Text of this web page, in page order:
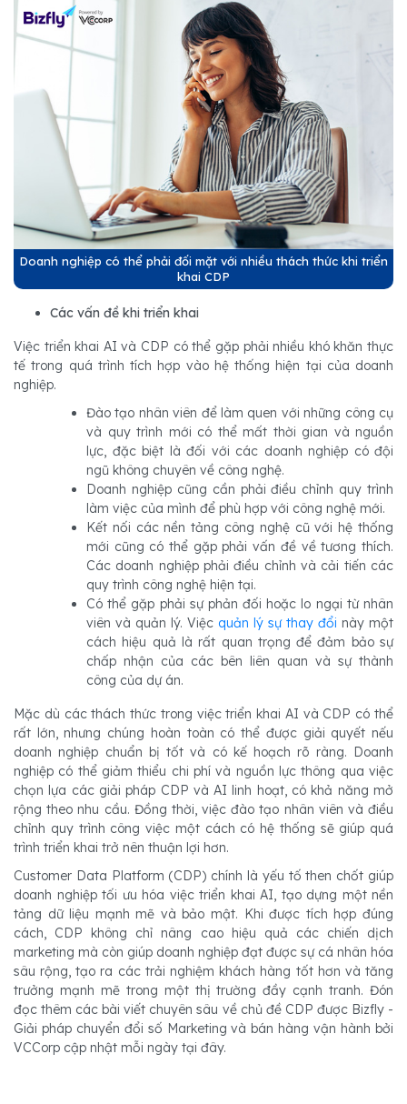
Doanh nghiệp có thể phải đối mặt với nhiều thách thức khi triển
khai CDP
Các vấn đề khi triển khai
Việc triển khai AI và CDP có thể gặp phải nhiều khó khăn thực
tế trong quá trình tích hợp vào hệ thống hiện tại của doanh
nghiệp.
Đào tạo nhân viên để làm quen với những công cụ
và quy trình mới có thể mất thời gian và nguồn
lực, đặc biệt là đối với các doanh nghiệp có đội
ngũ không chuyên về công nghệ.
Doanh nghiệp cũng cần phải điều chỉnh quy trình
làm việc của mình để phù hợp với công nghệ mới.
Kết nối các nền tảng công nghệ cũ với hệ thống
mới cũng có thể gặp phải vấn đề về tương thích.
Các doanh nghiệp phải điều chỉnh và cải tiến các
quy trình công nghệ hiện tại.
Có thể gặp phải sự phản đối hoặc lo ngại từ nhân
viên và quản lý. Việc quản lý sự thay đổi này một
cách hiệu quả là rất quan trọng để đảm bảo sự
chấp nhận của các bên liên quan và sự thành
công của dự án.
Mặc dù các thách thức trong việc triển khai AI và CDP có thể
rất lớn, nhưng chúng hoàn toàn có thể được giải quyết nếu
doanh nghiệp chuẩn bị tốt và có kế hoạch rõ ràng. Doanh
nghiệp có thể giảm thiểu chi phí và nguồn lực thông qua việc
chọn lựa các giải pháp CDP và AI linh hoạt, có khả năng mở
rộng theo nhu cầu. Đồng thời, việc đào tạo nhân viên và điều
chỉnh quy trình công việc một cách có hệ thống sẽ giúp quá
trình triển khai trở nên thuận lợi hơn.
Customer Data Platform (CDP) chính là yếu tố then chốt giúp
doanh nghiệp tối ưu hóa việc triển khai AI, tạo dựng một nền
tảng dữ liệu mạnh mẽ và bảo mật. Khi được tích hợp đúng
cách, CDP không chỉ nâng cao hiệu quả các chiến dịch
marketing mà còn giúp doanh nghiệp đạt được sự cá nhân hóa
sâu rộng, tạo ra các trải nghiệm khách hàng tốt hơn và tăng
trưởng mạnh mẽ trong một thị trường đầy cạnh tranh. Đón
đọc thêm các bài viết chuyên sâu về chủ đề CDP được Bizfly -
Giải pháp chuyển đổi số Marketing và bán hàng vận hành bởi
VCCorp cập nhật mỗi ngày tại đây.